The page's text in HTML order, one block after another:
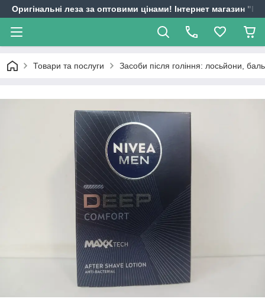
Оригінальні леза за оптовими цінами! Інтернет магазин
Товари та послуги Засоби після гоління: лосьйони,